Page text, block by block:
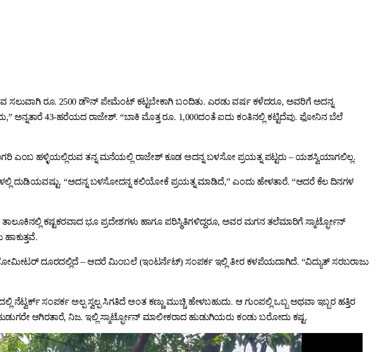
ಸಲುವಾಗಿ ರೂ. 2500 ಡೌನ್ ಪೇಮೆಂಟ್ ಕಟ್ಟಬೇಕಾಗಿ ಬಂದಿತು. ಎರಡು ವರ್ಷ ಕಳೆದರೂ, ಅವರಿಗೆ ಅದನ್ನ
ಅನ್ನತಾರೆ 43-ಹರೆಯದ ರಾಜೇಶ್. “ಬಾಕಿ ಮೊತ್ತ ರೂ. 1,000ದಂತೆ ಐದು ಕಂತಿನಲ್ಲಿ ಕಟ್ಟಿದೆವು. ಫೋನಿನ ಬೆಲೆ
ಹಳ್ಳಿಯಲ್ಲಿರುವ ತನ್ನ ಮನೆಯಲ್ಲಿ ರಾಜೇಶ್ ಕೂಡ ಅದನ್ನ ಬಳಸೋ ಪ್ರಯತ್ನ ಪಟ್ಟರು – ಯಶಸ್ವಿಯಾಗಲಿಲ್ಲ.
ದುಡಿಯವಷ್ಟು. “ಅದನ್ನ ಬಳಸೋದನ್ನ ಕಲಿಯೋಕೆ ಪ್ರಯತ್ನ ಮಾಡಿದೆ,” ಎಂದು ಹೇಳತಾರೆ. “ಆದರೆ ಕೆಲ ದಿನಗಳ
ಕಷ್ಟಕರವಾದ ಭೂ ಪ್ರದೇಶಗಳು ಹಾಗೂ ಪರಿಸ್ಥಿತಿಗಳಿದ್ದರೂ, ಅವರ ಮಗನ ತಲೆಮಾರಿಗೆ ಸ್ಮಾರ್ಟ್ಫೋನ್
ದೂರದಲ್ಲಿದೆ – ಆದರೆ ಮಿಂಬಲೆ (ಇಂಟರ್ನೆಟ್) ಸಂಪರ್ಕ ಇಲ್ಲಿ ತೀರ ಕಳಪೆಯದಾಗಿದೆ. “ವಿದ್ಯುತ್ ಸರಬರಾಜು
ಸಂಪರ್ಕ ಅಲ್ಪ ಸ್ವಲ್ಪ ಸಿಗತಿದೆ ಅಂತ ಕಣ್ಣು ಮುಚ್ಚಿ ಹೇಳಬಹುದು. ಆ ಗುಂಪಲ್ಲಿ ಒಬ್ಬ ಅಥವಾ ಇಬ್ಬರ ಹತ್ತಿರ
ಆಗಿರತಾರೆ, ನಿಜ. ಇಲ್ಲಿ ಸ್ಮಾರ್ಟ್ಫೋನ್ ಮಾಲೀಕರಾದ ಹುಡುಗಿಯರು ಕಂಡು ಬರೋದು ಕಷ್ಟ.